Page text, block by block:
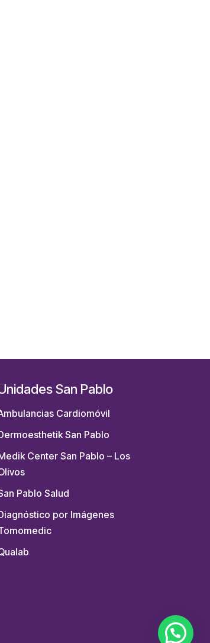
San Pablo
Cardiomóvil
San Pablo
Center San Pablo – Los
Pablo Salud
por Imágenes